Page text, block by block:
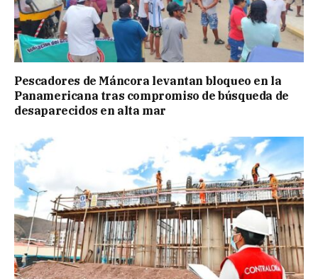
Pescadores de Máncora levantan bloqueo en la
Panamericana tras compromiso de búsqueda de
desaparecidos en alta mar